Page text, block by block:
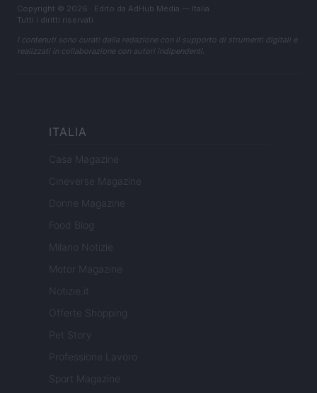
Copyright © 2026 · Edito da AdHub Media — Italia
Tutti i diritti riservati
I contenuti sono curati dalla redazione con il supporto di strumenti digitali e
realizzati in collaborazione con autori indipendenti.
ITALIA
Casa Magazine
Cineverse Magazine
Donne Magazine
Food Blog
Milano Notizie
Motor Magazine
Notizie.it
Offerte Shopping
Pet Story
Professione Lavoro
Sport Magazine